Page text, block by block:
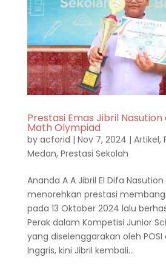
Prestasi Emas Jibril Nasution
Math Olympiad
by acforid | Nov 7, 2024 | Artikel,
Medan, Prestasi Sekolah
Ananda A A Jibril El Difa
menorehkan prestasi
pada 13 Oktober 2024 lalu
Perak dalam Kompetisi Junior
yang diselenggarakan oleh
Inggris, kini Jibril kembali...